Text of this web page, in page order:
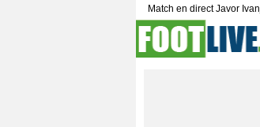
Match en direct Javor